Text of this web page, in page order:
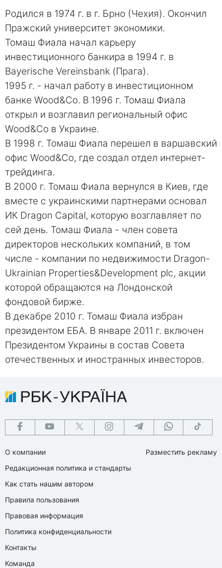
Родился в 1974 г. в г. Брно (Чехия). Окончил
Пражский университет экономики.
Томаш Фиала начал карьеру
инвестиционного банкира в 1994 г. в
Bayerische Vereinsbank (Прага).
1995 г. - начал работу в инвестиционном
банке Wood&Co. В 1996 г. Томаш Фиала
открыл и возглавил региональный офис
Wood&Co в Украине.
В 1998 г. Томаш Фиала перешел в варшавский
офис Wood&Co, где создал отдел интернет-
трейдинга.
В 2000 г. Томаш Фиала вернулся в Киев, где
вместе с украинскими партнерами основал
ИК Dragon Capital, которую возглавляет по
сей день. Томаш Фиала - член совета
директоров нескольких компаний, в том
числе - компании по недвижимости Dragon-
Ukrainian Properties&Development plc, акции
которой обращаются на Лондонской
фондовой бирже.
В декабре 2010 г. Томаш Фиала избран
президентом ЕБА. В январе 2011 г. включен
Президентом Украины в состав Совета
отечественных и иностранных инвесторов.
О компании
Редакционная политика и стандарты
Как стать нашим автором
Правила пользования
Правовая информация
Политика конфиденциальности
Контакты
Команда
Разместить рекламу